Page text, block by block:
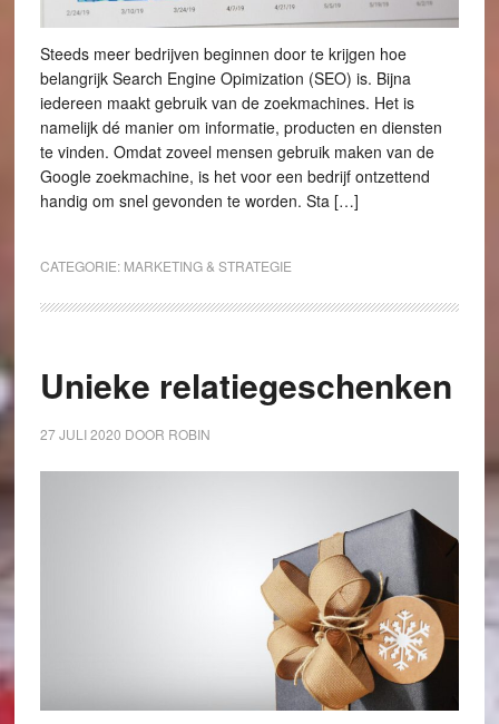
Steeds meer bedrijven beginnen door te krijgen hoe
belangrijk Search Engine Opimization (SEO) is. Bijna
iedereen maakt gebruik van de zoekmachines. Het is
namelijk dé manier om informatie, producten en diensten
te vinden. Omdat zoveel mensen gebruik maken van de
Google zoekmachine, is het voor een bedrijf ontzettend
handig om snel gevonden te worden. Sta […]
CATEGORIE: MARKETING & STRATEGIE
Unieke relatiegeschenken
27 JULI 2020 DOOR ROBIN